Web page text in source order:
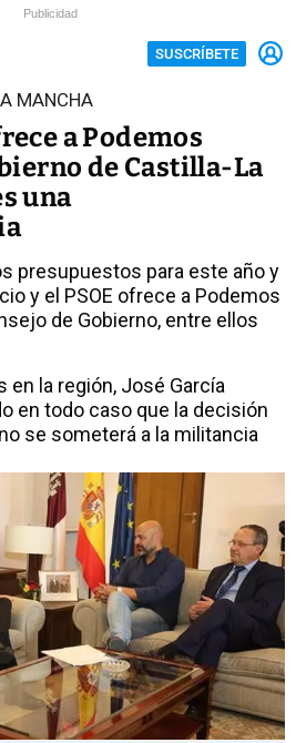
Publicidad
SUSCRÍBETE
MANCHA
a Podemos
de Castilla-La
una
presupuestos para este año y
y el PSOE ofrece a Podemos
de Gobierno, entre ellos
en la región, José García
en todo caso que la decisión
se someterá a la militancia